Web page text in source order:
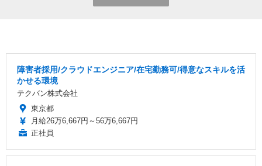
障害者採用/クラウドエンジニア/在宅勤務可/得意なスキルを活
かせる環境
テクバン株式会社
東京都
月給26万6,667円～56万6,667円
正社員